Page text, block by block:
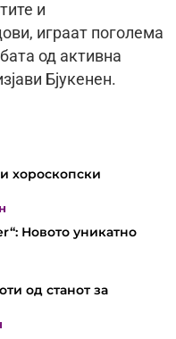
и
играат поголема
од активна
Бјукенен.
хороскопски
Новото уникатно
од станот за